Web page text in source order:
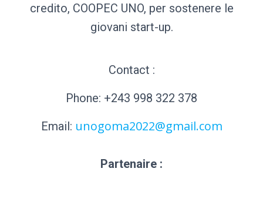
credito, COOPEC UNO, per sostenere le
giovani start-up.
Contact :
Phone: +243 998 322 378
Email: unogoma2022@gmail.com
Partenaire :